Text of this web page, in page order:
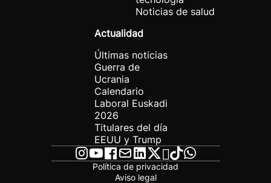
Noticias de salud
Actualidad
Últimas noticias
Guerra de
Ucrania
Calendario
Laboral Euskadi
2026
Titulares del día
EEUU y Trump
Política de privacidad
Aviso legal